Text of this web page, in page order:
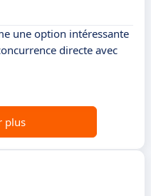
une option intéressante
directe avec
plus